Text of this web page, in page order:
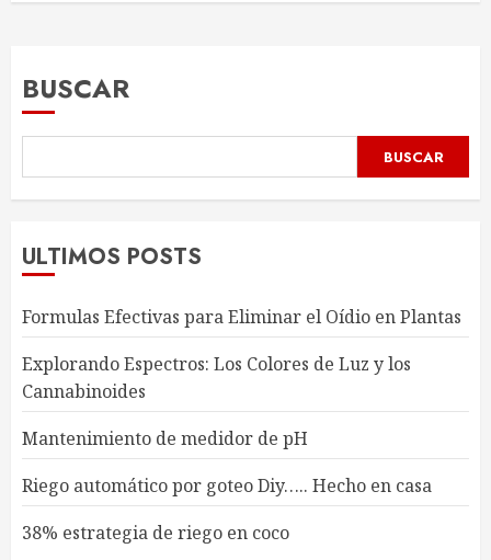
BUSCAR
BUSCAR
ULTIMOS POSTS
Formulas Efectivas para Eliminar el Oídio en Plantas
Explorando Espectros: Los Colores de Luz y los
Cannabinoides
Mantenimiento de medidor de pH
Riego automático por goteo Diy….. Hecho en casa
38% estrategia de riego en coco